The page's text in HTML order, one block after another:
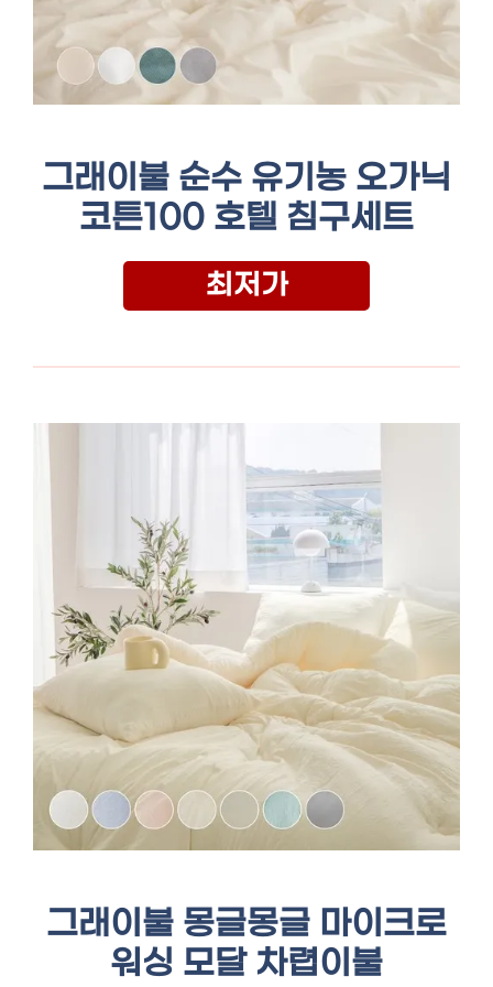
그래이불 순수 유기농 오가닉
코튼100 호텔 침구세트
최저가
그래이불 몽글몽글 마이크로
워싱 모달 차렵이불